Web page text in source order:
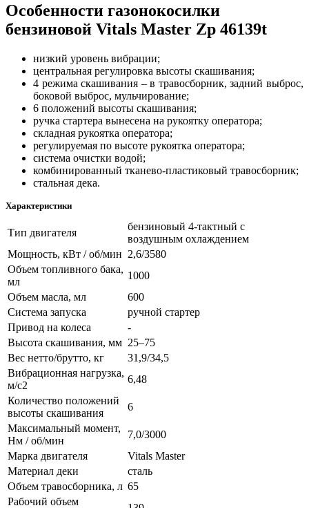
Особенности газонокосилки
бензиновой Vitals Master Zp 46139t
низкий уровень вибрации;
центральная регулировка высоты скашивания;
4 режима скашивания – в травосборник, задний выброс,
боковой выброс, мульчирование;
6 положений высоты скашивания;
ручка стартера вынесена на рукоятку оператора;
складная рукоятка оператора;
регулируемая по высоте рукоятка оператора;
система очистки водой;
комбинированный тканево-пластиковый травосборник;
стальная дека.
Характеристики
Тип двигателя
бензиновый 4-тактный с
воздушным охлаждением
Мощность, кВт / об/мин 2,6/3580
Объем топливного бака,
мл
1000
Объем масла, мл
600
Система запуска
ручной стартер
Привод на колеса
-
Высота скашивания, мм 25‒75
Вес нетто/брутто, кг
31,9/34,5
Вибрационная нагрузка,
м/c2
6,48
Количество положений
высоты скашивания
6
Максимальный момент,
Нм / об/мин
7,0/3000
Марка двигателя
Vitals Master
Материал деки
сталь
Объем травосборника, л 65
Рабочий объем